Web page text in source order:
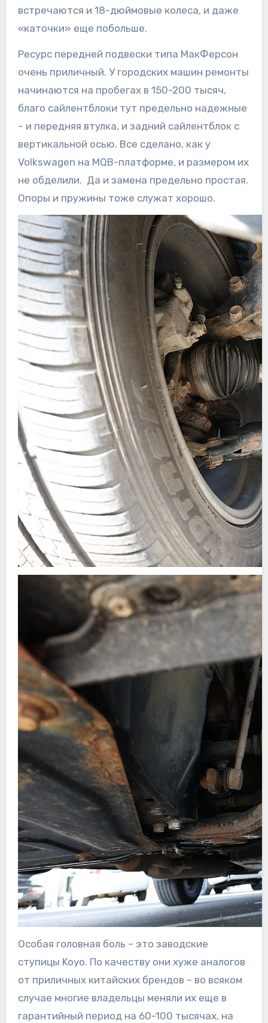
встречаются и 18-дюймовые колеса, и даже
«каточки» еще побольше.
Ресурс передней подвески типа МакФерсон
очень приличный. У городских машин ремонты
начинаются на пробегах в 150-200 тысяч,
благо сайлентблоки тут предельно надежные
– и передняя втулка, и задний сайлентблок с
вертикальной осью. Все сделано, как у
Volkswagen на MQB-платформе, и размером их
не обделили. Да и замена предельно простая.
Опоры и пружины тоже служат хорошо.
Особая головная боль – это заводские
ступицы Koyo. По качеству они хуже аналогов
от приличных китайских брендов – во всяком
случае многие владельцы меняли их еще в
гарантийный период на 60-100 тысячах, на